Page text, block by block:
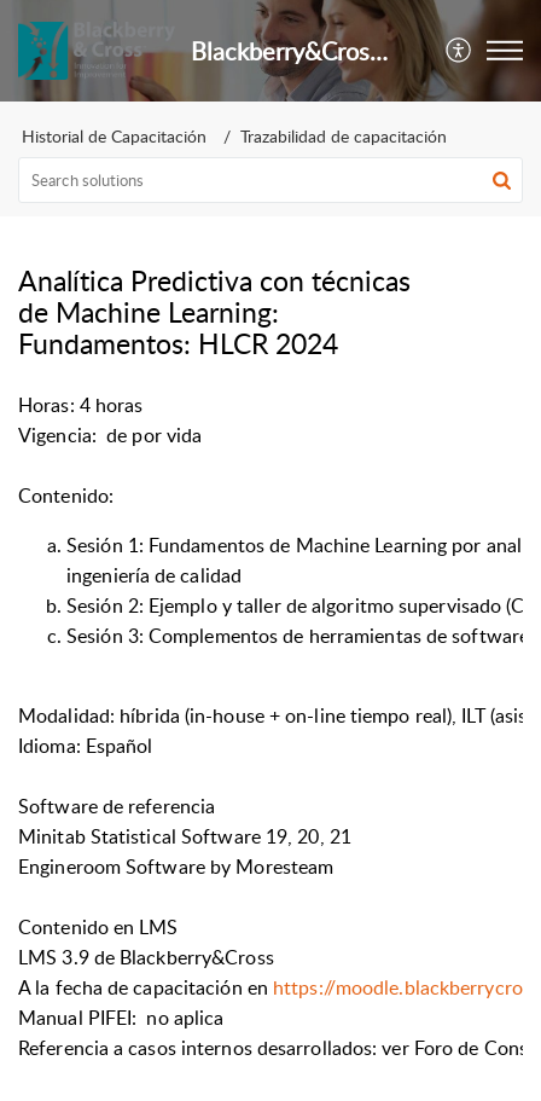
Blackberry&Cross Centro de Asistencia
Historial de Capacitación Trazabilidad de capacitación
Analítica Predictiva con técnicas
de Machine Learning:
Fundamentos: HLCR 2024
Horas: 4horas
Vigencia: de por vida
Contenido:
Sesión 1: Fundamentos de Machine Learning por
ingeniería de calidad
Sesión 2: Ejemplo y taller de algoritmo supervisado (C/
Sesión 3: Complementos de herramientas de
Modalidad: híbrida (in-house + on-line tiempo real), ILT
Idioma: Español
Software de referencia
Minitab Statistical Software 19, 20, 21
Engineroom Software by Moresteam
Contenido en LMS
LMS 3.9 de Blackberry&Cross
A la fecha de capacitación en https://
Manual PIFEI: no aplica
Referencia a casos internos desarrollados: ver Foro de